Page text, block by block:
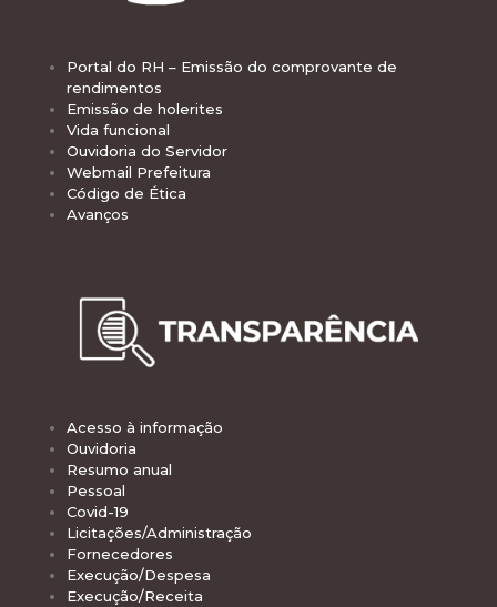
Portal do RH – Emissão do comprovante de
rendimentos
Emissão de holerites
Vida funcional
Ouvidoria do Servidor
Webmail Prefeitura
Código de Ética
Avanços
Acesso à informação
Ouvidoria
Resumo anual
Pessoal
Covid-19
Licitações/Administração
Fornecedores
Execução/Despesa
Execução/Receita